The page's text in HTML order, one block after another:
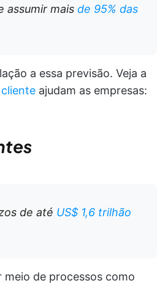
assumir mais de 95% das
a essa previsão. Veja a
ajudam as empresas:
de até US$ 1,6 trilhão
de processos como